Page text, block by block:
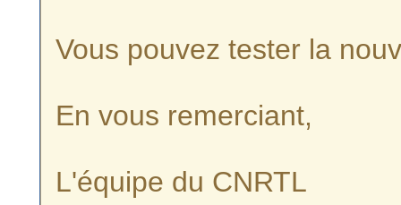
Vous pouvez tester la
En vous remerciant,
L'équipe du CNRTL